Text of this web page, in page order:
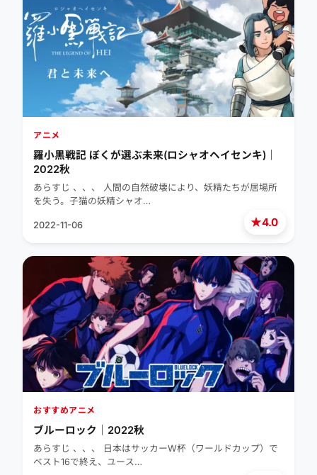
★4.0
アニメ
羅小黒戦記 ぼくが選ぶ未来(ロシャオヘイセンキ)｜
2022秋
あらすじ 、、、 人間の自然破壊により、妖精たちが居場所
を失う。子猫の妖精シャオ…
2022-11-06
おすすめアニメ
ブルーロック｜2022秋
あらすじ 、、、 日本はサッカーW杯（ワールドカップ）で
ベスト16で終え、ユース…